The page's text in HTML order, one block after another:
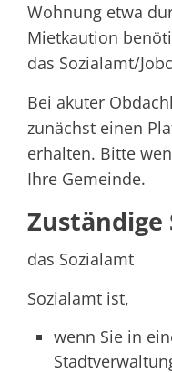
Wohnung etwa
Mietkaution
das Sozialamt/
Bei akuter
zunächst einen
erhalten. Bitte
Ihre Gemeinde.
Zuständige
das Sozialamt
Sozialamt ist,
wenn Sie in